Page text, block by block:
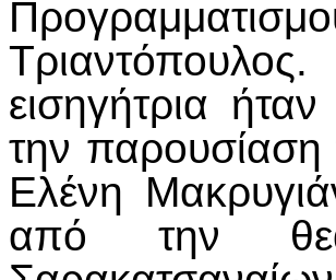
εισηγήτρια
την παρουσίαση
Ελένη
από την